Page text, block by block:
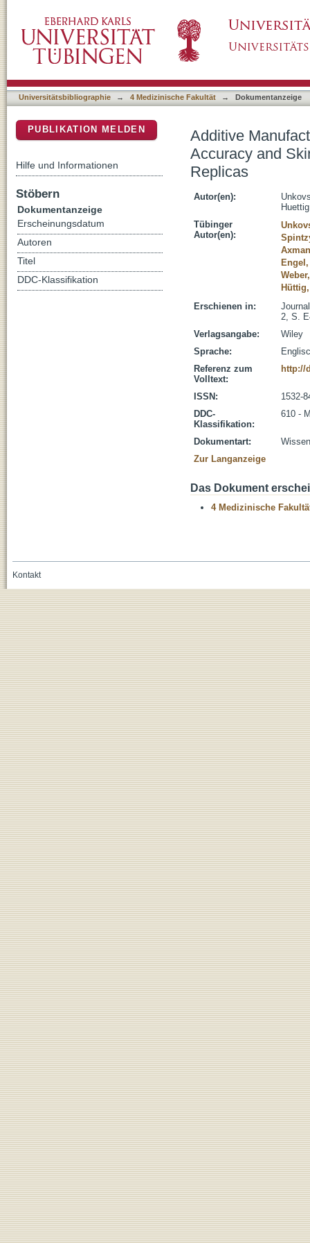
Reproduction of Auricular Prostheses
Universitätsbibliographie → 4 Medizinische Fakultät → Dokumentanzeige
Additive
Accuracy and
Replicas
Autor(en):
Tübinger
Autor(en):
Erschienen in:
2, S.
Verlagsangabe:
Wiley
Sprache:
Referenz zum
Volltext:
http://
ISSN:
1532-
DDC-
Klassifikation:
610 -
Dokumentart:
Zur Langanzeige
Das Dokument
4 Medizinische
PUBLIKATION MELDEN
Hilfe und Informationen
Stöbern
Dokumentanzeige
Erscheinungsdatum
Autoren
Titel
DDC-Klassifikation
Kontakt